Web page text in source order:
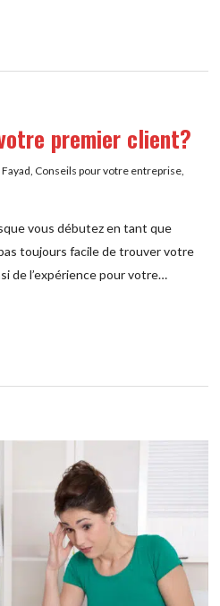
premier client?
, Conseils pour votre entreprise,
vous débutez en tant que
toujours facile de trouver votre
de l’expérience pour votre…